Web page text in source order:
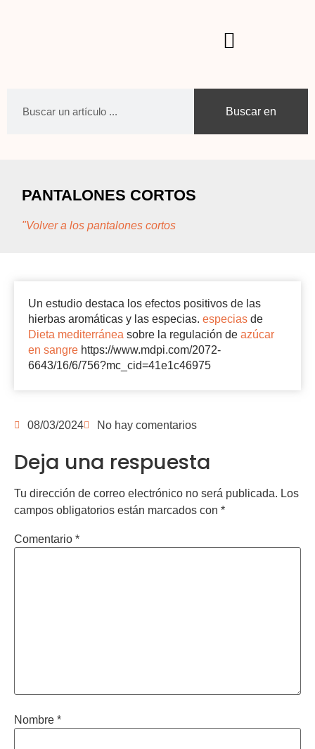
Buscar en
PANTALONES CORTOS
"Volver a los pantalones cortos
Un estudio destaca los efectos positivos de las
hierbas aromáticas y las especias. especias de
Dieta mediterránea sobre la regulación de azúcar
en sangre https://www.mdpi.com/2072-
6643/16/6/756?mc_cid=41e1c46975
08/03/2024 No hay comentarios
Deja una respuesta
Tu dirección de correo electrónico no será publicada. Los
campos obligatorios están marcados con *
Comentario *
Nombre *